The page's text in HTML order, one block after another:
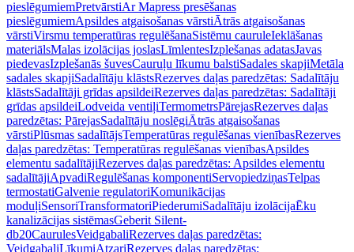
pieslēgumiemPretvārstiAr Mapress presēšanas
pieslēgumiemApsildes atgaisošanas vārstiĀtrās atgaisošanas
vārstiVirsmu temperatūras regulēšanaSistēmu cauruleIeklāšanas
materiālsMalas izolācijas joslasLīmlentesIzplešanas adatasJavas
piedevasIzplešanās šuvesCauruļu līkumu balstiSadales skapjiMetāla
sadales skapjiSadalītāju klāstsRezerves daļas paredzētas: Sadalītāju
klāstsSadalītāji grīdas apsildeiRezerves daļas paredzētas: Sadalītāji
grīdas apsildeiLodveida ventiļiTermometrsPārejasRezerves daļas
paredzētas: PārejasSadalītāju noslēgiĀtrās atgaisošanas
vārstiPlūsmas sadalītājsTemperatūras regulēšanas vienībasRezerves
daļas paredzētas: Temperatūras regulēšanas vienībasApsildes
elementu sadalītājiRezerves daļas paredzētas: Apsildes elementu
sadalītājiApvadiRegulēšanas komponentiServopiedziņasTelpas
termostatiGalvenie regulatoriKomunikācijas
moduļiSensoriTransformatoriPiederumiSadalītāju izolācijaĒku
kanalizācijas sistēmasGeberit Silent-
db20CaurulesVeidgabaliRezerves daļas paredzētas:
VeidgabaliLīkumiAtzariRezerves daļas paredzētas: